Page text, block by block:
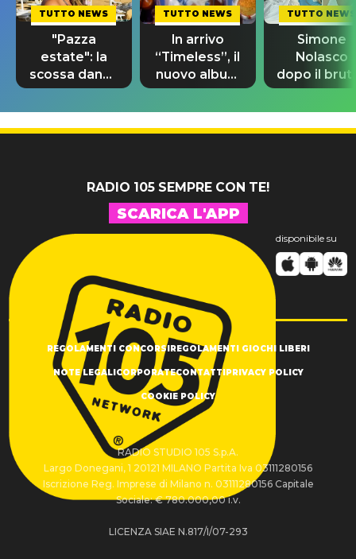
TUTTO NEWS
"Pazza
estate": la
scossa dance
di Sara
Tommasi
TUTTO NEWS
In arrivo
“Timeless”, il
nuovo album
di Prince con
10 brani
inediti
TUTTO NEWS
Simone
Nolasco
dopo il
incidente:
"Sono così
grato alla
RADIO 105 SEMPRE CON TE!
SCARICA L'APP
disponibile su
REGOLAMENTI CONCORSIREGOLAMENTI GIOCHI LIBERI
NOTE LEGALICORPORATECONTATTIPRIVACY POLICY
COOKIE POLICY
RADIO STUDIO 105 S.p.A.
Largo Donegani, 1 20121 MILANO Partita Iva 03111280156
Iscrizione Reg. Imprese di Milano n. 03111280156 Capitale
Sociale: € 780.000,00 i.v.
LICENZA SIAE N.817/I/07-293